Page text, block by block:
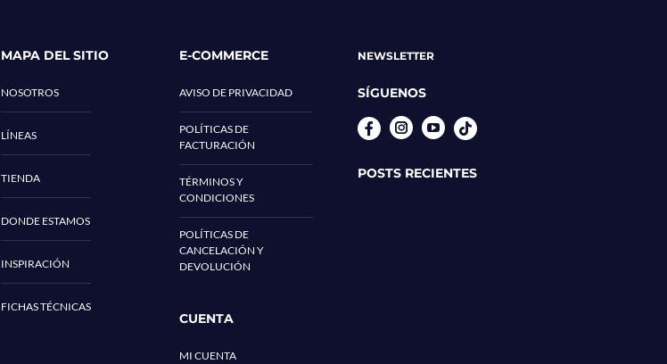
MAPA DEL SITIO
NOSOTROS
LÍNEAS
TIENDA
DONDE ESTAMOS
INSPIRACIÓN
FICHAS TÉCNICAS
E-COMMERCE
AVISO DE PRIVACIDAD
POLÍTICAS DE
FACTURACIÓN
TÉRMINOS Y
CONDICIONES
POLÍTICAS DE
CANCELACIÓN Y
DEVOLUCIÓN
CUENTA
MI CUENTA
NEWSLETTER
SÍGUENOS
InstagramYouTube
POSTS RECIENTES